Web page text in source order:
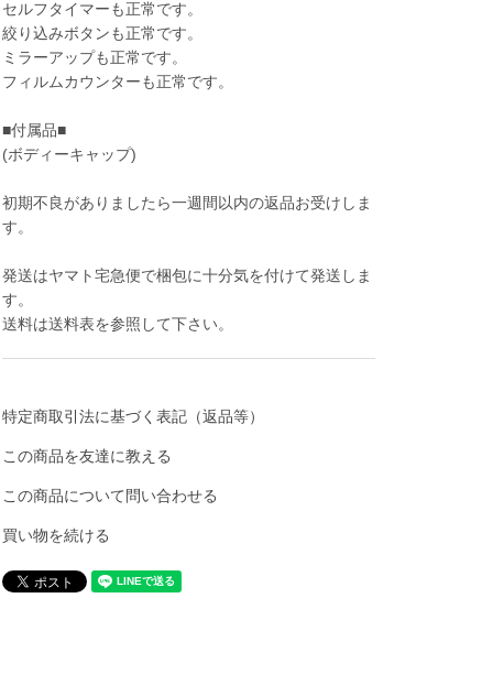
セルフタイマーも正常です。
絞り込みボタンも正常です。
ミラーアップも正常です。
フィルムカウンターも正常です。
■付属品■
(ボディーキャップ)
初期不良がありましたら一週間以内の返品お受けしま
す。
発送はヤマト宅急便で梱包に十分気を付けて発送しま
す。
送料は送料表を参照して下さい。
特定商取引法に基づく表記（返品等）
この商品を友達に教える
この商品について問い合わせる
買い物を続ける